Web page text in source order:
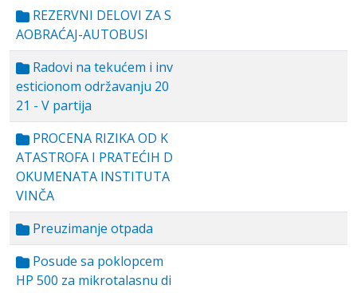
REZERVNI DELOVI ZA S
AOBRAĆAJ-AUTOBUSI
Radovi na tekućem i inv
esticionom održavanju 20
21 - V partija
PROCENA RIZIKA OD K
ATASTROFA I PRATEĆIH D
OKUMENATA INSTITUTA
VINČA
Preuzimanje otpada
Posude sa poklopcem
HP 500 za mikrotalasnu di